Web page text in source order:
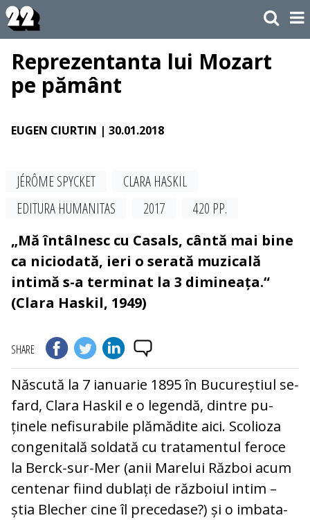
Reprezentanta lui Mozart
pe pământ
EUGEN CIURTIN | 30.01.2018
JÉRÔME SPYCKET
CLARA HASKIL
EDITURA HUMANITAS
2017
420 PP.
„Mă întâlnesc cu Casals, cântă mai bine
ca niciodată, ieri o serată muzicală
intimă s-a terminat la 3 dimineața.“
(Clara Haskil, 1949)
SHARE
Născută la 7 ianuarie 1895 în Bucureștiul se­
fard, Clara Haskil e o legendă, dintre pu­
ținele nefisurabile plămădite aici. Scolioza
congenitală soldată cu tratamentul feroce
la Berck-sur-Mer (anii Marelui Război acum
centenar fiind dublați de războiul intim –
știa Blecher cine îl precedase?) și o im­ba­ta­